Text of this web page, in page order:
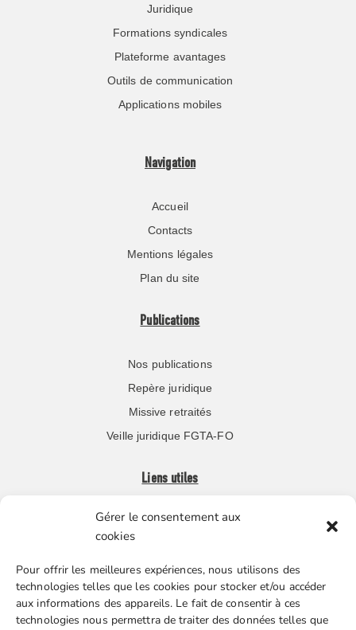
Gérer le consentement aux
cookies
Pour offrir les meilleures expériences, nous utilisons des
technologies telles que les cookies pour stocker et/ou accéder
aux informations des appareils. Le fait de consentir à ces
technologies nous permettra de traiter des données telles que
Juridique
Formations syndicales
Plateforme avantages
Outils de communication
Applications mobiles
Navigation
Accueil
Contacts
Mentions légales
Plan du site
Publications
Nos publications
Repère juridique
Missive retraités
Veille juridique FGTA-FO
Liens utiles
Boutique en ligne
Nos partenaires
Gestion des cookies